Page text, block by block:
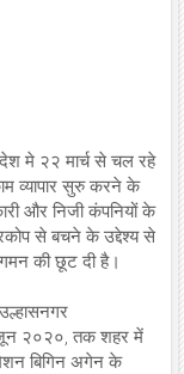
देश मे २२ मार्च से चल रहे
व्यापार सुरु करने के
और निजी कंपनियों के
से बचने के उद्देश्य से
की छूट दी है।
जून २०२०, तक शहर में
बिगिन अगेन के